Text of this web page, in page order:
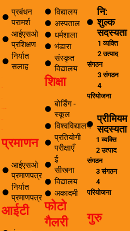
प्रबंधन
परामर्श
आईएसओ
प्रशिक्षण
निर्यात
सलाह
प्रमाणन
आईएसओ
प्रमाणपत्र
निर्यात
प्रमाणपत्र
आईटी
विद्यालय
अस्पताल
धर्मशाला
भंडारा
संस्कृत
विद्यालय
शिक्षा
बोर्डिंग -
स्कूल
विश्वविद्यालय
प्रतियोगी
परीक्षाएँ
ई
सीखना
विद्यालय
अकादमी
फोटो
गैलरी
नि:
शुल्क
सदस्यता
1 व्यक्ति
2 उत्पाद
संगठन
3 संगठन
4
परियोजना
प्रीमियम
सदस्यता
1 व्यक्ति
2 उत्पाद
संगठन
3 संगठन
4
परियोजना
गुरु